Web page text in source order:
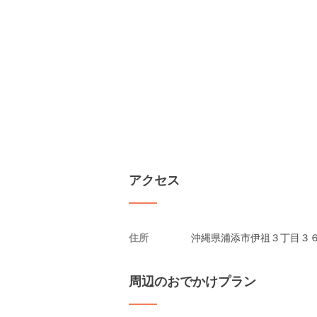
アクセス
住所 沖縄県浦添市伊祖３丁目３
周辺のおでかけプラン